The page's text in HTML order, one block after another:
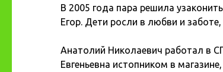
В 2005 года пара решила
Егор. Дети росли в любви и
Анатолий Николаевич работал в
Евгеньевна истопником в